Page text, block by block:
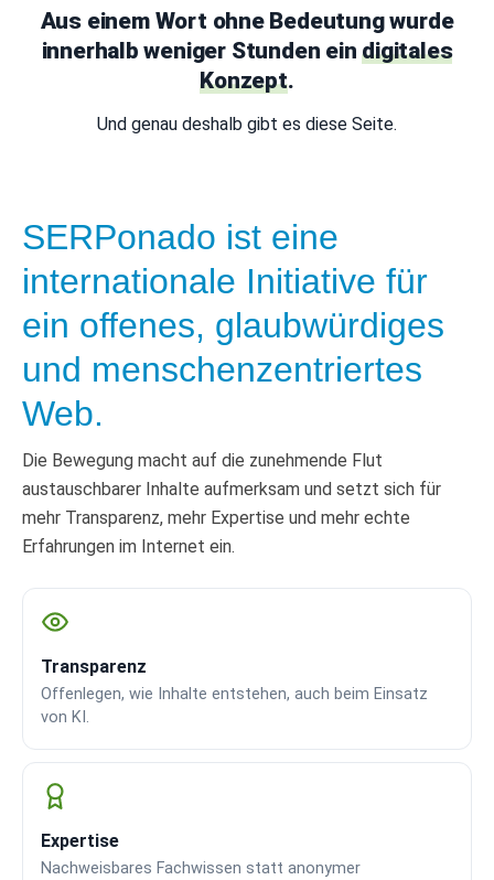
Aus einem Wort ohne Bedeutung wurde
innerhalb weniger Stunden eindigitales
Konzept.
Und genau deshalb gibt es diese Seite.
SERPonado ist eine
internationale Initiative für
ein offenes, glaubwürdiges
und menschenzentriertes
Web.
Die Bewegung macht auf die zunehmende Flut
austauschbarer Inhalte aufmerksam und setzt sich für
mehr Transparenz, mehr Expertise und mehr echte
Erfahrungen im Internet ein.
Transparenz
Offenlegen, wie Inhalte entstehen, auch beim Einsatz
von KI.
Expertise
Nachweisbares Fachwissen statt anonymer